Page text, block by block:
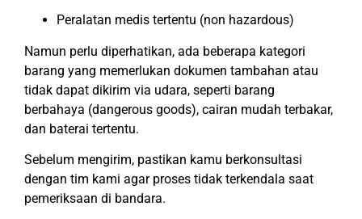
Peralatan medis tertentu (non hazardous)
Namun perlu diperhatikan, ada beberapa kategori
barang yang memerlukan dokumen tambahan atau
tidak dapat dikirim via udara, seperti barang
berbahaya (dangerous goods), cairan mudah terbakar,
dan baterai tertentu.
Sebelum mengirim, pastikan kamu berkonsultasi
dengan tim kami agar proses tidak terkendala saat
pemeriksaan di bandara.